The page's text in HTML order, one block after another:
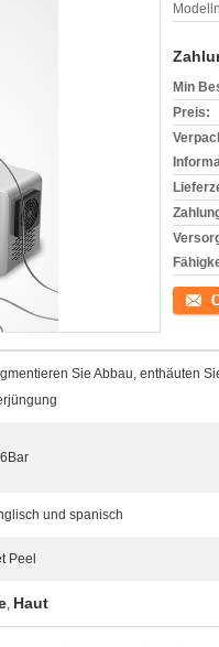
Min
Preis:
Kontakt
Sie Abbau, enthäuten
und spanisch
Peel
, Haut